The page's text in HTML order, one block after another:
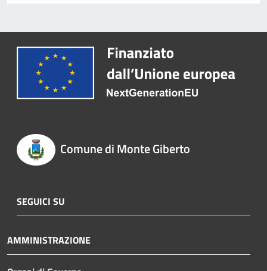
Comune di Monte Giberto
SEGUICI SU
AMMINISTRAZIONE